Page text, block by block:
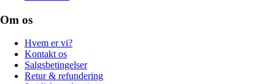
Om os
Hvem er vi?
Kontakt os
Salgsbetingelser
Retur & refundering